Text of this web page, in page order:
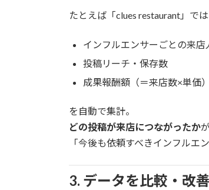
たとえば「clues restaurant」では
インフルエンサーごとの来店
投稿リーチ・保存数
成果報酬額（＝来店数×単価）
を自動で集計。
どの投稿が来店につながったか
「今後も依頼すべきインフルエ
3. データを比較・改